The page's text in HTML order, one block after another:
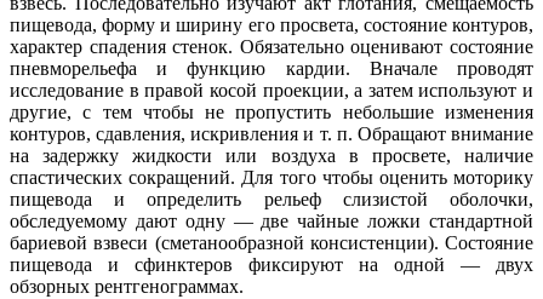
пищевода, форму и ширину его просвета, состояние контуров,
характер спадения стенок. Обязательно оценивают состояние
пневморельефа и функцию кардии. Вначале проводят
исследование в правой косой проекции, а затем используют и
другие, с тем чтобы не пропустить небольшие изменения
контуров, сдавления, искривления и т. п. Обращают внимание
на задержку жидкости или воздуха в просвете, наличие
спастических сокращений. Для того чтобы оценить моторику
пищевода и определить рельеф слизистой оболочки,
обследуемому дают одну — две чайные ложки стандартной
бариевой взвеси (сметанообразной консистенции). Состояние
пищевода и сфинктеров фиксируют на одной — двух
обзорных рентгенограммах.